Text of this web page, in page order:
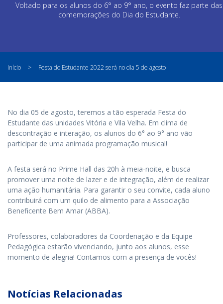
Voltado para os alunos do 6° ao 9° ano, o evento faz parte das
comemorações do Dia do Estudante.
Início > Festa do Estudante 2022 será no dia 5 de agosto
No dia 05 de agosto, teremos a tão esperada Festa do
Estudante das unidades Vitória e Vila Velha. Em clima de
descontração e interação, os alunos do 6° ao 9° ano vão
participar de uma animada programação musical!
A festa será no Prime Hall das 20h à meia-noite, e busca
promover uma noite de lazer e de integração, além de realizar
uma ação humanitária. Para garantir o seu convite, cada aluno
contribuirá com um quilo de alimento para a Associação
Beneficente Bem Amar (ABBA).
Professores, colaboradores da Coordenação e da Equipe
Pedagógica estarão vivenciando, junto aos alunos, esse
momento de alegria! Contamos com a presença de vocês!
Notícias Relacionadas